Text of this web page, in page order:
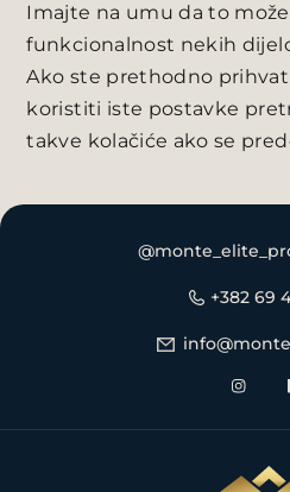
Imajte na umu da to
funkcionalnost nekih
Ako ste prethodno
koristiti iste postavke
takve kolačiće ako se
+382 69